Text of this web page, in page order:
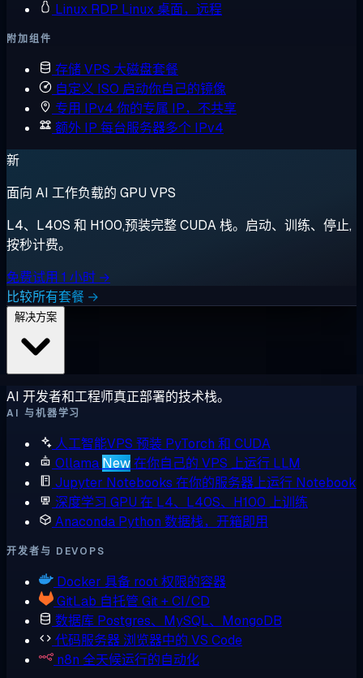
Linux RDP Linux 桌面，远程
附加组件
存储 VPS 大磁盘套餐
自定义 ISO 启动你自己的镜像
专用 IPv4 你的专属 IP，不共享
额外 IP 每台服务器多个 IPv4
新
面向 AI 工作负载的 GPU VPS
L4、L40S 和 H100,预装完整 CUDA 栈。启动、训练、停止,
按秒计费。
免费试用 1 小时 →
比较所有套餐 →
AI 开发者和工程师真正部署的技术栈。
AI 与机器学习
人工智能VPS 预装 PyTorch 和 CUDA
Ollama New在你自己的 VPS 上运行 LLM
Jupyter Notebooks 在你的服务器上运行 Notebook
深度学习 GPU 在 L4、L40S、H100 上训练
Anaconda Python 数据栈，开箱即用
开发者与 DEVOPS
Docker 具备 root 权限的容器
GitLab 自托管 Git + CI/CD
数据库 Postgres、MySQL、MongoDB
代码服务器 浏览器中的 VS Code
n8n 全天候运行的自动化